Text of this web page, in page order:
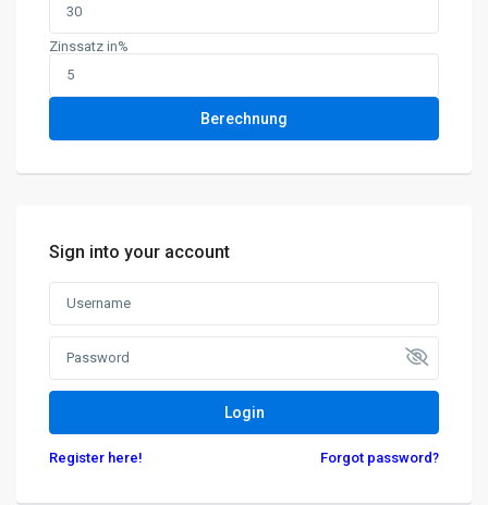
Zinssatz in%
Berechnung
Sign into your account
Login
Register here! Forgot password?
PARTNERBEREICH
Zentralverwaltung
D-38700 Braunlage
05520 999 76-0
Termine nur nach Vereinbarung